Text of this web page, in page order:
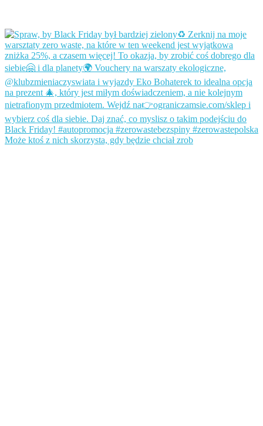
Może ktoś z nich skorzysta, gdy będzie chciał zrob